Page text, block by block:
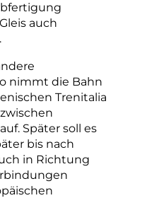
auch
nimmt die Bahn
Trenitalia
Später soll es
bis nach
in Richtung